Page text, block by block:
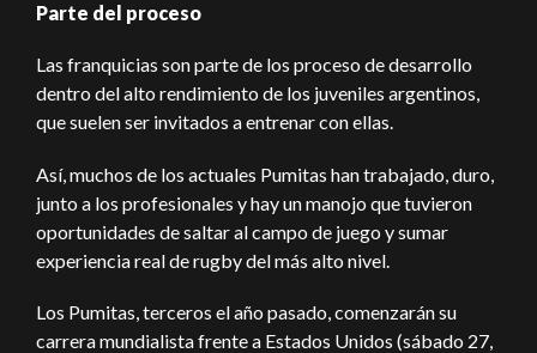
Parte del proceso
Las franquicias son parte de los proceso de desarrollo
dentro del alto rendimiento de los juveniles argentinos,
que suelen ser invitados a entrenar con ellas.
Así, muchos de los actuales Pumitas han trabajado, duro,
junto a los profesionales y hay un manojo que tuvieron
oportunidades de saltar al campo de juego y sumar
experiencia real de rugby del más alto nivel.
Los Pumitas, terceros el año pasado, comenzarán su
carrera mundialista frente a Estados Unidos (sábado 27,